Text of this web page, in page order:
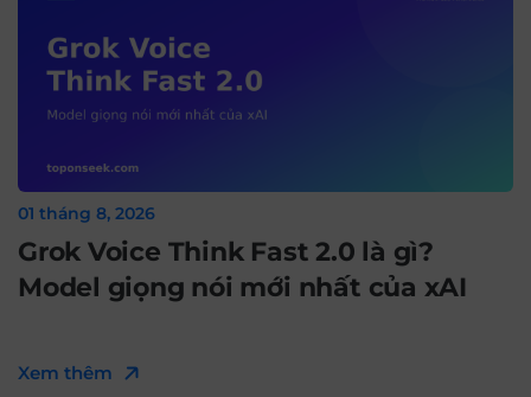
01 tháng 8, 2026
Grok Voice Think Fast 2.0 là gì?
Model giọng nói mới nhất của xAI
Xem thêm